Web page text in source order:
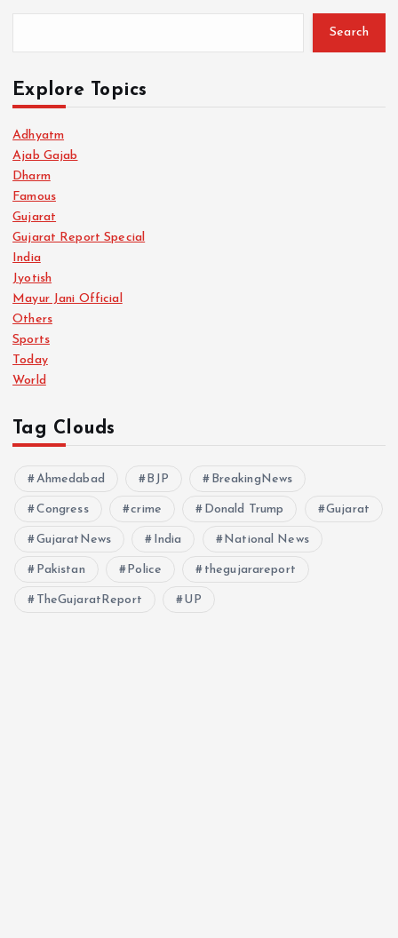
Search
Explore Topics
Adhyatm
Ajab Gajab
Dharm
Famous
Gujarat
Gujarat Report Special
India
Jyotish
Mayur Jani Official
Others
Sports
Today
World
Tag Clouds
Ahmedabad BJP BreakingNews
Congress crime Donald Trump Gujarat
GujaratNews India National News
Pakistan Police thegujarareport
TheGujaratReport UP